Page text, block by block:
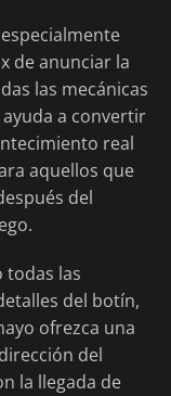
de anunciar la
las mecánicas
a convertir
real
aquellos que
del
todas las
del botín,
ofrezca una
del
la llegada de